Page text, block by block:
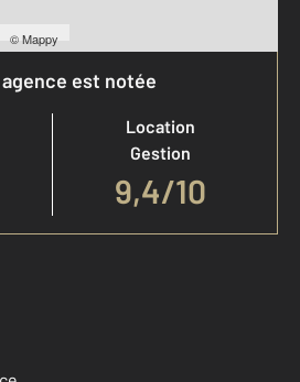
©Mappy
est notée
Location
Gestion
9,4/10